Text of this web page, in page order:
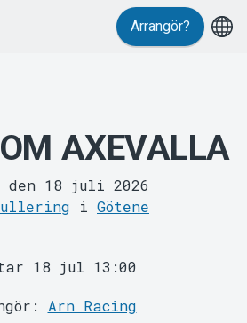
Arrangör?
AXEVALLA
den 18 juli 2026
i Götene
18 jul 13:00
Arn Racing